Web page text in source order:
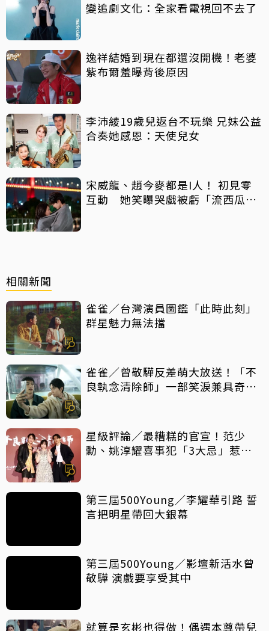
變追劇文化：全家看電視回不去了
逸祥結婚到現在都還沒開機！老婆
紫布爾羞曝背後原因
李沛綾19歲兒返台不玩樂 兄妹公益
合奏她感恩：天使兒女
宋威龍、趙今麥都是I人！ 初見零
互動 她笑曝哭戲被虧「流西瓜
相關新聞
雀雀／台灣演員圖鑑「此時此刻」
群星魅力無法擋
雀雀／曾敬驊反差萌大放送！「不
良執念清除師」一部笑淚兼具奇幻
星級評論／最糟糕的官宣！范少
勳、姚淳耀喜事犯「3大忌」惹眾
第三屆500Young／李耀華引路 誓
言把明星帶回大銀幕
第三屆500Young／影壇新活水曾
敬驊 演戲要享受其中
就算是玄彬也得做！偶遇本尊帶兒